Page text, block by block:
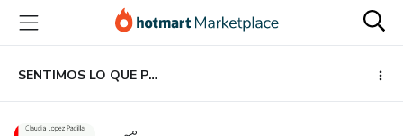
principal
página
de
página
SENTIMOS LO QUE PENSAMOS